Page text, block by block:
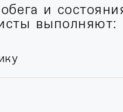
и
выполняют: